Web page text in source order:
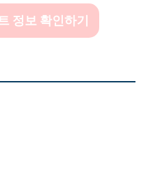
정보 확인하기